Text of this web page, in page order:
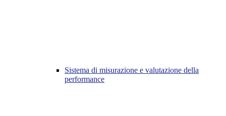
Sistema di misurazione e valutazione della
performance